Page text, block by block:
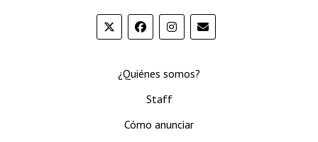
¿Quiénes somos?
Staff
Cómo anunciar